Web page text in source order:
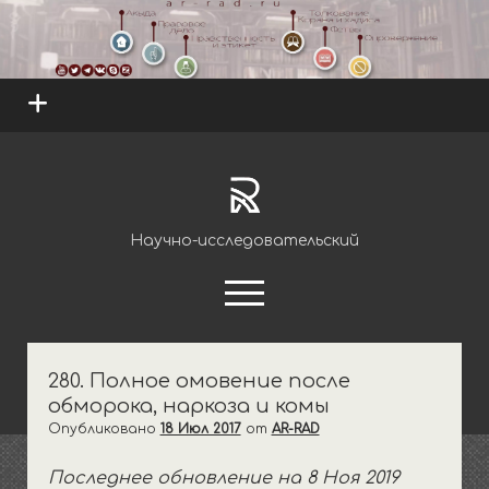
open
ar-
rad.ru
Научно-исследовательский
открыть
меню
youtubetelegram
Науки
открыть
выпадающее
Основы и правила
меню
Ритуалы очищения
Правовое дело
открыть
280. Полное омовение после
обморока, наркоза и комы
Опубликовано 18 Июл 2017от AR-RAD
Последнее обновление на 8 Ноя 2019